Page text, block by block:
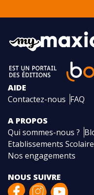
AIDE
Contactez-nous FAQ
A PROPOS
Qui sommes-nous ?
Etablissements
Nos engagements
NOUS SUIVRE